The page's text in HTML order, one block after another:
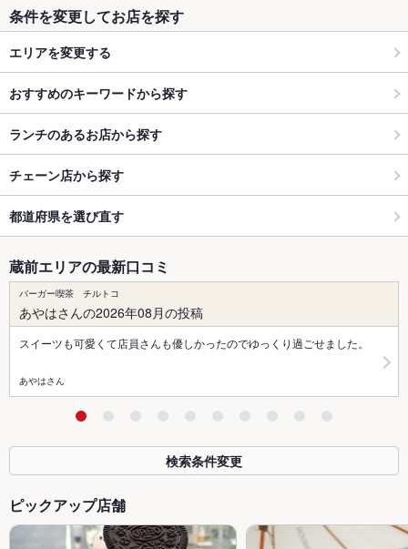
条件を変更してお店を探す
エリアを変更する
おすすめのキーワードから探す
ランチのあるお店から探す
チェーン店から探す
都道府県を選び直す
蔵前エリアの最新口コミ
バーガー喫茶 チルトコ
あやはさんの2026年08月の投稿
スイーツも可愛くて店員さんも優しかったのでゆっくり過ごせました。
あやはさん
検索条件変更
ピックアップ店舗